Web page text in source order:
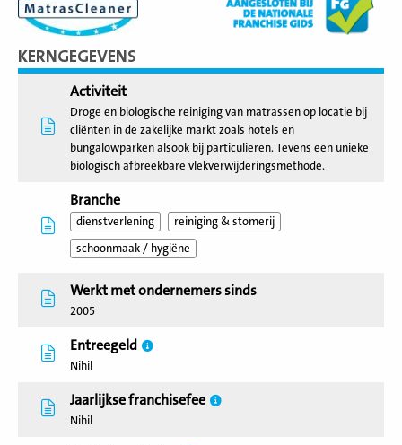
KERNGEGEVENS
Activiteit
Droge en biologische reiniging van matrassen op locatie bij
cliënten in de zakelijke markt zoals hotels en
bungalowparken alsook bij particulieren. Tevens een unieke
biologisch afbreekbare vlekverwijderingsmethode.
Branche
dienstverlening reiniging & stomerij
schoonmaak / hygiëne
Werkt met ondernemers sinds
2005
Entreegeld
Nihil
Jaarlijkse franchisefee
Nihil